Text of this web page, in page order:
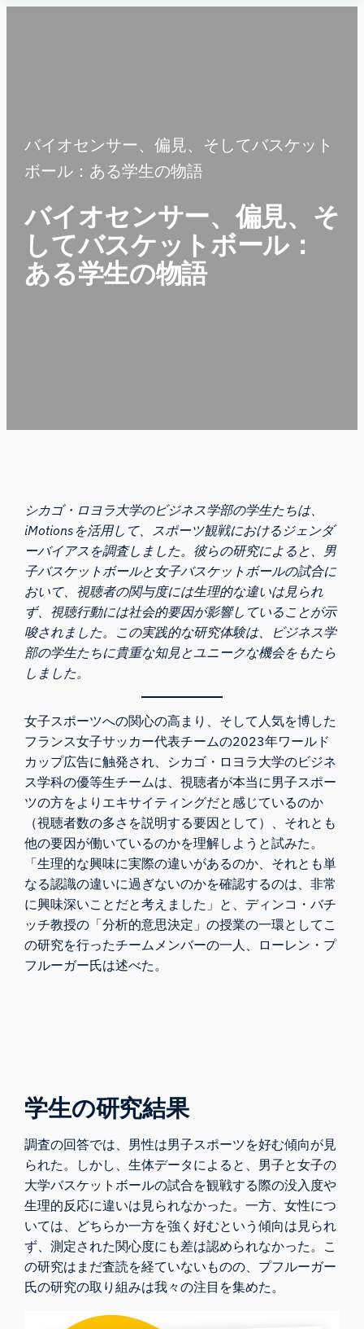
バイオセンサー、偏見、そしてバスケット
ボール：ある学生の物語
バイオセンサー、偏見、そ
してバスケットボール：
ある学生の物語
シカゴ・ロヨラ大学のビジネス学部の学生たちは、
iMotionsを活用して、スポーツ観戦におけるジェンダ
ーバイアスを調査しました。彼らの研究によると、男
子バスケットボールと女子バスケットボールの試合に
おいて、視聴者の関与度には生理的な違いは見られ
ず、視聴行動には社会的要因が影響していることが示
唆されました。この実践的な研究体験は、ビジネス学
部の学生たちに貴重な知見とユニークな機会をもたら
しました。
女子スポーツへの関心の高まり、そして人気を博した
フランス女子サッカー代表チームの2023年ワールド
カップ広告に触発され、シカゴ・ロヨラ大学のビジネ
ス学科の優等生チームは、視聴者が本当に男子スポー
ツの方をよりエキサイティングだと感じているのか
（視聴者数の多さを説明する要因として）、それとも
他の要因が働いているのかを理解しようと試みた。
「生理的な興味に実際の違いがあるのか、それとも単
なる認識の違いに過ぎないのかを確認するのは、非常
に興味深いことだと考えました」と、ディンコ・バチ
ッチ教授の「分析的意思決定」の授業の一環としてこ
の研究を行ったチームメンバーの一人、ローレン・プ
フルーガー氏は述べた。
学生の研究結果
調査の回答では、男性は男子スポーツを好む傾向が見
られた。しかし、生体データによると、男子と女子の
大学バスケットボールの試合を観戦する際の没入度や
生理的反応に違いは見られなかった。一方、女性につ
いては、どちらか一方を強く好むという傾向は見られ
ず、測定された関心度にも差は認められなかった。こ
の研究はまだ査読を経ていないものの、プフルーガー
氏の研究の取り組みは我々の注目を集めた。